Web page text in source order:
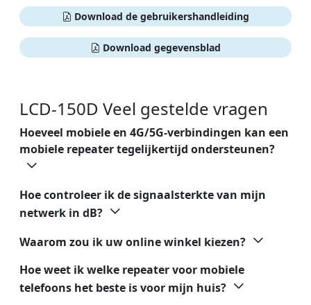
Download de gebruikershandleiding
Download gegevensblad
LCD-150D Veel gestelde vragen
Hoeveel mobiele en 4G/5G-verbindingen kan een
mobiele repeater tegelijkertijd ondersteunen?
Hoe controleer ik de signaalsterkte van mijn
netwerk in dB?
Waarom zou ik uw online winkel kiezen?
Hoe weet ik welke repeater voor mobiele
telefoons het beste is voor mijn huis?